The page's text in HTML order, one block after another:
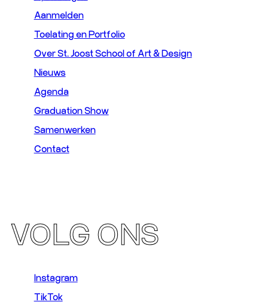
Aanmelden
Toelating en Portfolio
Over St. Joost School of Art & Design
Nieuws
Agenda
Graduation Show
Samenwerken
Contact
VOLG ONS
Instagram
TikTok